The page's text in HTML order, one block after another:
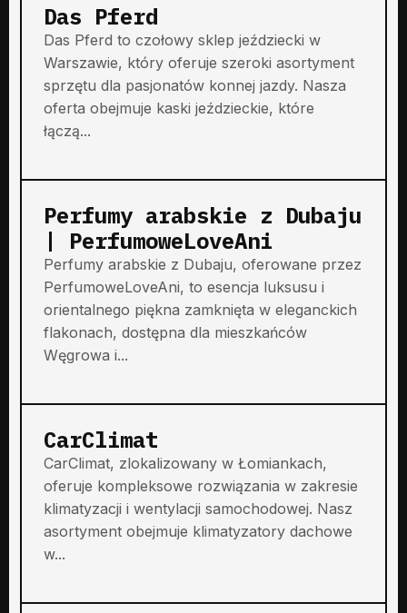
Das Pferd
Das Pferd to czołowy sklep jeździecki w
Warszawie, który oferuje szeroki asortyment
sprzętu dla pasjonatów konnej jazdy. Nasza
oferta obejmuje kaski jeździeckie, które
łączą...
Perfumy arabskie z Dubaju
| PerfumoweLoveAni
Perfumy arabskie z Dubaju, oferowane przez
PerfumoweLoveAni, to esencja luksusu i
orientalnego piękna zamknięta w eleganckich
flakonach, dostępna dla mieszkańców
Węgrowa i...
CarClimat
CarClimat, zlokalizowany w Łomiankach,
oferuje kompleksowe rozwiązania w zakresie
klimatyzacji i wentylacji samochodowej. Nasz
asortyment obejmuje klimatyzatory dachowe
w...